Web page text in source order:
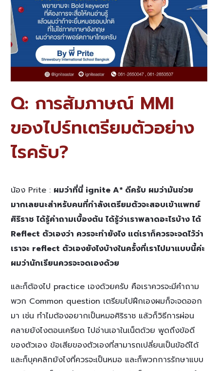
Q: การสัมภาษณ์ MMI
ของไปร์ทเตรียมตัวอย่าง
ไรครับ?
น้อง Prite : ผมว่าที่นี่ ignite A* ดีครับ ผมว่ามันช่วย
มากเลยนะสำหรับคนที่กำลังเตรียมตัวจะสอบเข้าแพทย์
ศิริราช ได้รู้คำถามเบื้องต้น ได้รู้ว่าเราพลาดอะไรบ้าง ได้
Reflect ตัวเองว่า ควรจะทำยังไง แต่เราก็ควรจะจดไว้ว่า
เราจะ reflect ตัวเองยังไงบ้างในครั้งที่เราไปมาแบบนี้ค่ะ
ผมว่านักเรียนควรจะจดเองด้วย
และก็ต้องไป practice เองด้วยครับ คือเราควรจะมีคำถาม
พวก Common question เตรียมไปฝึกเองผมก็จะจดออก
มา เช่น ทำไมต้องอยากเป็นหมอศิริราช แล้วก็วิธีการผ่อน
คลายยังไงตอนเครียด ไปอ่านเอาในเน็ตด้วย พูดถึงข้อดี
ของตัวเอง ข้อเสียของตัวเองที่สามารถเปลี่ยนเป็นข้อดีได้
และก็บุคคลิกยังไงที่ควรจะเป็นหมอ และก็พวกการรักษาแบบ